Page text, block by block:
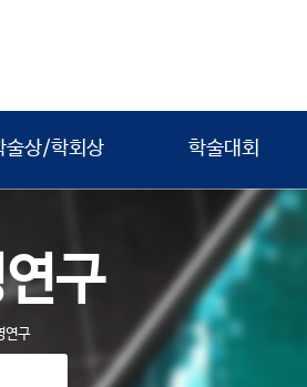
술상/학회상 학술대회
구
연구